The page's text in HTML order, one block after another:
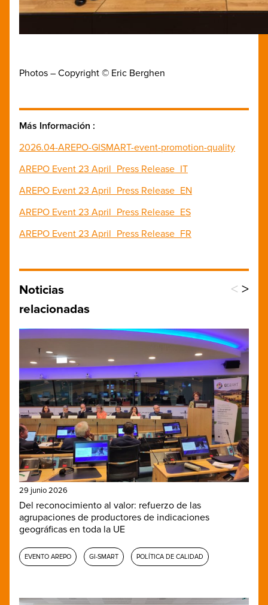
Photos – Copyright © Eric Berghen
Más Información :
2026.04-AREPO-GISMART-event-promotion-quality
AREPO Event 23 April_Press Release_IT
AREPO Event 23 April_Press Release_EN
AREPO Event 23 April_Press Release_ES
AREPO Event 23 April_Press Release_FR
Noticias
relacionadas
< >
29 junio 2026
Del reconocimiento al valor: refuerzo de las
agrupaciones de productores de indicaciones
geográficas en toda la UE
EVENTO AREPO GI-SMART POLÍTICA DE CALIDAD